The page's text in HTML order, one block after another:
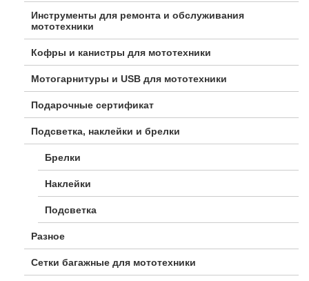
Инструменты для ремонта и обслуживания
мототехники
Кофры и канистры для мототехники
Мотогарнитуры и USB для мототехники
Подарочные сертификат
Подсветка, наклейки и брелки
Брелки
Наклейки
Подсветка
Разное
Сетки багажные для мототехники